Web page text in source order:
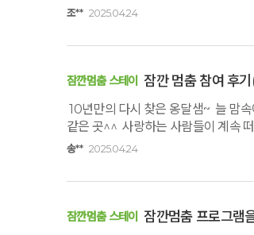
이마음 그대로 감정 잘 다스려서 앞
조** 2025.04.24
잠깐멈춤 스테이 잠깐 멈춤 참여 후기
10년만의 다시 찾은 옹달샘~ 늘 맘
같은 곳^^ 사랑하는 사람들이 계속
송** 2025.04.24
잠깐멈춤 스테이 잠깐멈춤 프로그램